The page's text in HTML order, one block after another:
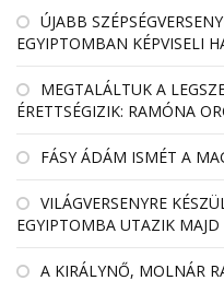
ÚJABB
EGYIPTOMBAN KÉPVISELI
MEGTALÁLTUK A
ÉRETTSÉGIZIK: RAMÓNA
FÁSY ÁDÁM ISMÉT A
VILÁGVERSENYRE
EGYIPTOMBA UTAZIK MAJD
A KIRÁLYNŐ, MOLNÁR